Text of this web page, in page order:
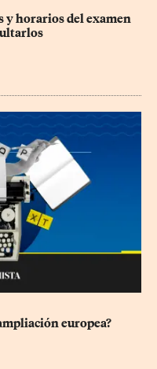
y horarios del examen
europea?